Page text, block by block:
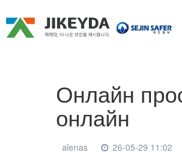
Онлайн
онлайн
alenas 26-05-29 11:02